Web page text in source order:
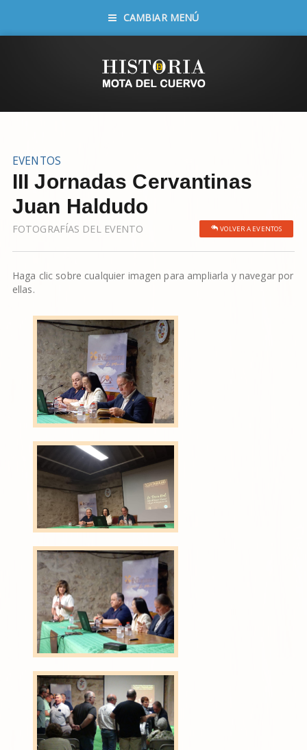
CAMBIAR MENÚ
EVENTOS
III Jornadas Cervantinas
Juan Haldudo
FOTOGRAFÍAS DEL EVENTO VOLVER A EVENTOS
Haga clic sobre cualquier imagen para ampliarla y navegar por
ellas.